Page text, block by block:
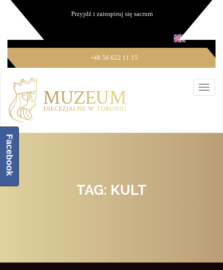
Przyjdź i zainspiruj się sacrum
+48 56 622 11 15
TAG: KULT
Facebook